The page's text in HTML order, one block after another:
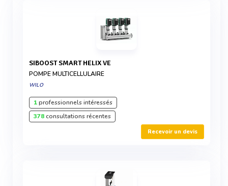
SIBOOST SMART HELIX VE
POMPE MULTICELLULAIRE
WILO
1professionnels intéressés
378consultations récentes
Recevoir un devis